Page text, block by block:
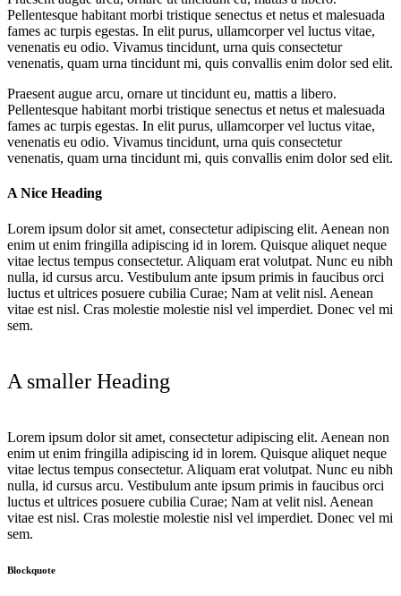
Pellentesque habitant morbi tristique senectus et netus et malesuada
fames ac turpis egestas. In elit purus, ullamcorper vel luctus vitae,
venenatis eu odio. Vivamus tincidunt, urna quis consectetur
venenatis, quam urna tincidunt mi, quis convallis enim dolor sed elit.
Praesent augue arcu, ornare ut tincidunt eu, mattis a libero.
Pellentesque habitant morbi tristique senectus et netus et malesuada
fames ac turpis egestas. In elit purus, ullamcorper vel luctus vitae,
venenatis eu odio. Vivamus tincidunt, urna quis consectetur
venenatis, quam urna tincidunt mi, quis convallis enim dolor sed elit.
A Nice Heading
Lorem ipsum dolor sit amet, consectetur adipiscing elit. Aenean non
enim ut enim fringilla adipiscing id in lorem. Quisque aliquet neque
vitae lectus tempus consectetur. Aliquam erat volutpat. Nunc eu nibh
nulla, id cursus arcu. Vestibulum ante ipsum primis in faucibus orci
luctus et ultrices posuere cubilia Curae; Nam at velit nisl. Aenean
vitae est nisl. Cras molestie molestie nisl vel imperdiet. Donec vel mi
sem.
A smaller Heading
Lorem ipsum dolor sit amet, consectetur adipiscing elit. Aenean non
enim ut enim fringilla adipiscing id in lorem. Quisque aliquet neque
vitae lectus tempus consectetur. Aliquam erat volutpat. Nunc eu nibh
nulla, id cursus arcu. Vestibulum ante ipsum primis in faucibus orci
luctus et ultrices posuere cubilia Curae; Nam at velit nisl. Aenean
vitae est nisl. Cras molestie molestie nisl vel imperdiet. Donec vel mi
sem.
Blockquote